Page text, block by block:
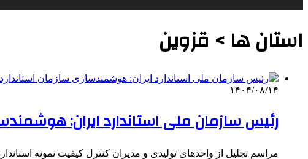
استان ها > قزوین
۱۴۰۴/۰۸/۱۴
رئیس سازمان ملی استاندارد ایران:
مراسم‌ تجلیل از واحدهای تولیدی و مدیران کنترل کیفیت نمونه استاندارد استان